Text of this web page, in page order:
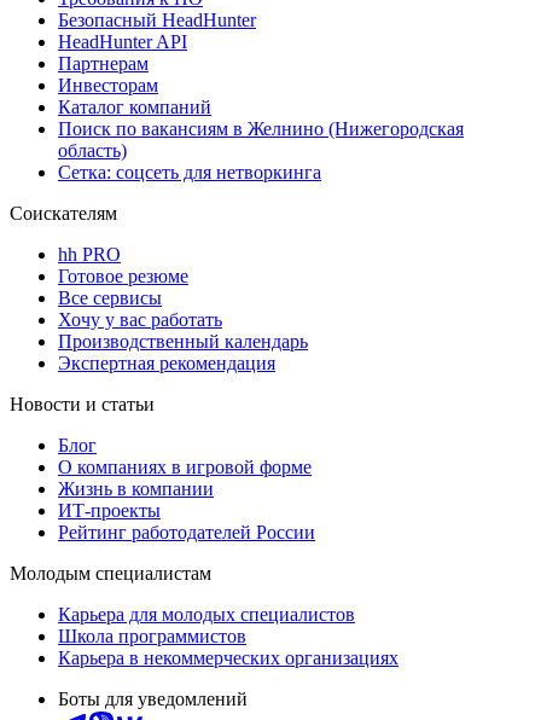
Безопасный HeadHunter
HeadHunter API
Партнерам
Инвесторам
Каталог компаний
Поиск по вакансиям в Желнино (Нижегородская
область)
Сетка: соцсеть для нетворкинга
Соискателям
hh PRO
Готовое резюме
Все сервисы
Хочу у вас работать
Производственный календарь
Экспертная рекомендация
Новости и статьи
Блог
О компаниях в игровой форме
Жизнь в компании
ИТ-проекты
Рейтинг работодателей России
Молодым специалистам
Карьера для молодых специалистов
Школа программистов
Карьера в некоммерческих организациях
Боты для уведомлений